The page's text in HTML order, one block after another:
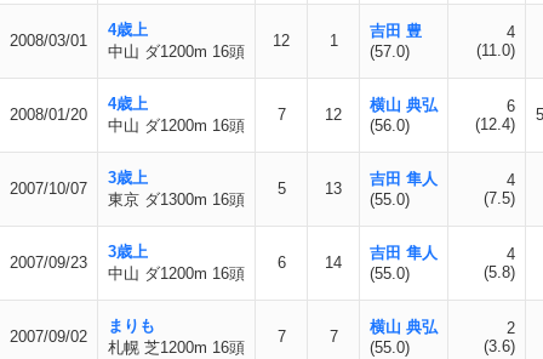
2008/03/01
4歳上
中山 ダ1200m 16頭
12 1
吉田 豊
(57.0)
4
(11.0)
2008/01/20
4歳上
中山 ダ1200m 16頭
7 12
横山 典弘
(56.0)
6
(12.4)
2007/10/07
3歳上
東京 ダ1300m 16頭
5 13
吉田 隼人
(55.0)
4
(7.5)
2007/09/23
3歳上
中山 ダ1200m 16頭
6 14
吉田 隼人
(55.0)
4
(5.8)
2007/09/02
まりも
札幌 芝1200m 16頭
7 7
横山 典弘
(55.0)
2
(3.6)